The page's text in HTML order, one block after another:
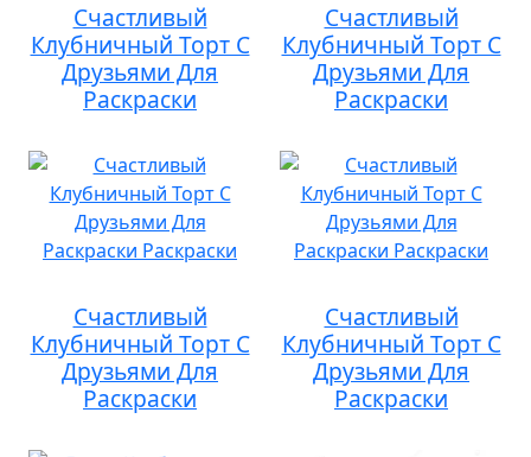
Счастливый
Клубничный Торт С
Друзьями Для
Раскраски
Счастливый
Клубничный Торт С
Друзьями Для
Раскраски
Счастливый
Клубничный Торт С
Друзьями Для
Раскраски
Счастливый
Клубничный Торт С
Друзьями Для
Раскраски